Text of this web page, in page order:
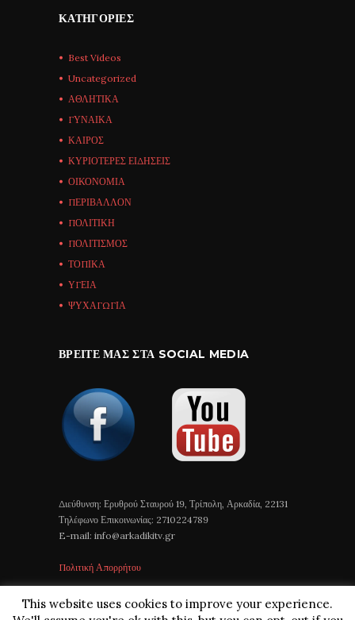
ΚΑΤΗΓΟΡΊΕΣ
Best Videos
Uncategorized
ΑΘΛΗΤΙΚΑ
ΓΥΝΑΙΚΑ
ΚΑΙΡΟΣ
ΚΥΡΙΟΤΕΡΕΣ ΕΙΔΗΣΕΙΣ
ΟΙΚΟΝΟΜΙΑ
ΠΕΡΙΒΑΛΛΟΝ
ΠΟΛΙΤΙΚΗ
ΠΟΛΙΤΙΣΜΟΣ
ΤΟΠΙΚΑ
ΥΓΕΙΑ
ΨΥΧΑΓΩΓΙΑ
ΒΡΕΊΤΕ ΜΑΣ ΣΤΑ SOCIAL MEDIA
Διεύθυνση: Ερυθρού Σταυρού 19, Τρίπολη, Αρκαδία, 22131
Τηλέφωνο Επικοινωνίας: 2710224789
E-mail: info@arkadikitv.gr
Πολιτική Απορρήτου
This website uses cookies to improve your experience.